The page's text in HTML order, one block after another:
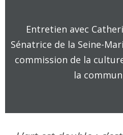
Entretien avec
Sénatrice de la Seine-
commission de la
la